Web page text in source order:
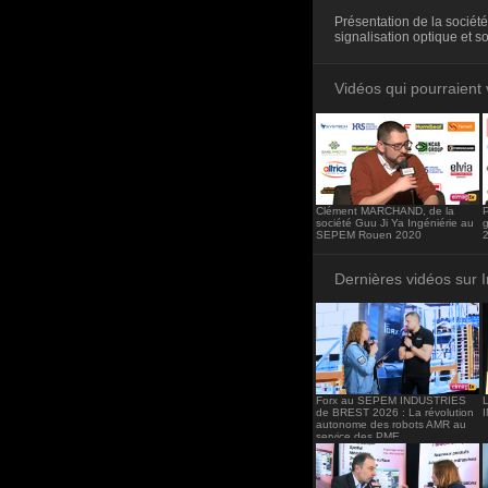
Présentation de la
signalisation optique et
Vidéos qui pourraient
Clément MARCHAND, de la
société Guu Ji Ya Ingéniérie au
SEPEM Rouen 2020
Dernières vidéos sur
Forx au SEPEM INDUSTRIES
de BREST 2026 : La révolution
autonome des robots AMR au
service des PME